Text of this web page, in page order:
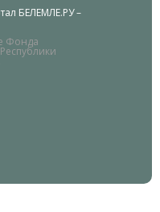
БЕЛЕМЛЕ.РУ –
Фонда